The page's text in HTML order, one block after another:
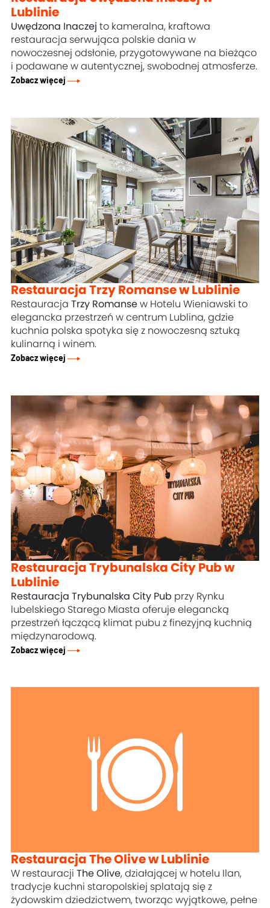
Lublinie
Uwędzona Inaczej to kameralna, kraftowa
restauracja serwująca polskie dania w
nowoczesnej odsłonie, przygotowywane na bieżąco
i podawane w autentycznej, swobodnej atmosferze.
Zobacz więcej
Restauracja Trzy Romanse w Lublinie
RestauracjaTrzy Romanse w Hotelu Wieniawski to
elegancka przestrzeń w centrum Lublina, gdzie
kuchnia polska spotyka się z nowoczesną sztuką
kulinarną i winem.
Zobacz więcej
Restauracja Trybunalska City Pub w
Lublinie
Restauracja Trybunalska City Pub przy Rynku
lubelskiego Starego Miasta oferuje elegancką
przestrzeń łączącą klimat pubu z finezyjną kuchnią
międzynarodową.
Zobacz więcej
Restauracja The Olive w Lublinie
W restauracjiThe Olive, działającej w hotelu Ilan,
tradycje kuchni staropolskiej splatają się z
żydowskim dziedzictwem, tworząc wyjątkowe, pełne